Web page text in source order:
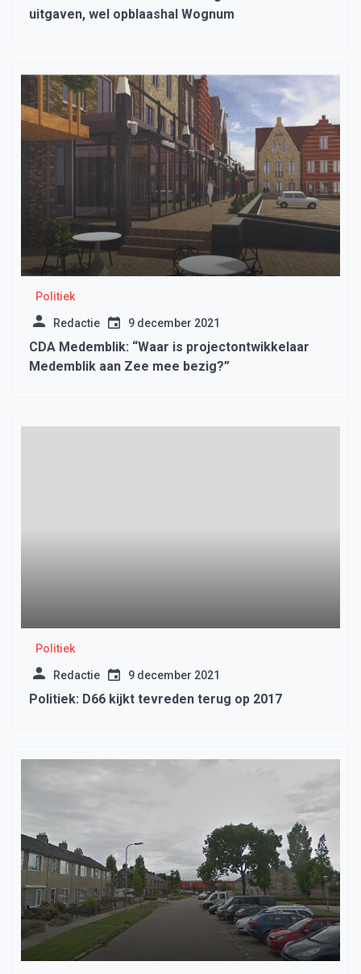
uitgaven, wel opblaashal Wognum
Politiek
Redactie 9 december 2021
CDA Medemblik: “Waar is projectontwikkelaar
Medemblik aan Zee mee bezig?”
Politiek
Redactie 9 december 2021
Politiek: D66 kijkt tevreden terug op 2017